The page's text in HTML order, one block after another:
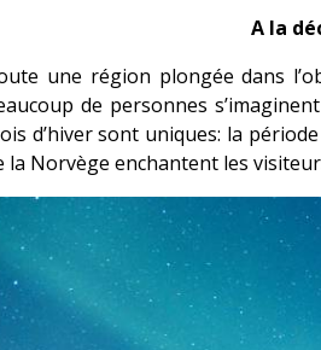
A la
une région plongée dans
de personnes
d’hiver sont uniques: la
la Norvège enchantent les